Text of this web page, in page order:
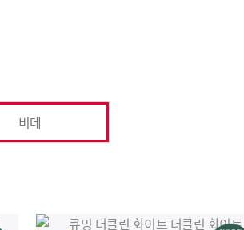
비데